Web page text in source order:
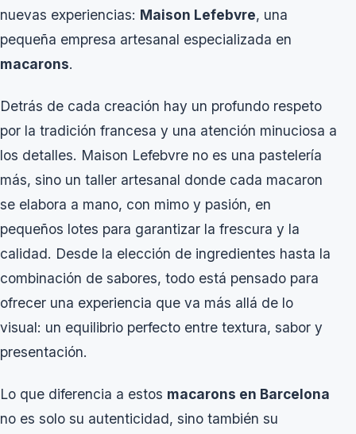
nuevas experiencias: Maison Lefebvre, una
pequeña empresa artesanal especializada en
macarons.
Detrás de cada creación hay un profundo respeto
por la tradición francesa y una atención minuciosa a
los detalles. Maison Lefebvre no es una pastelería
más, sino un taller artesanal donde cada macaron
se elabora a mano, con mimo y pasión, en
pequeños lotes para garantizar la frescura y la
calidad. Desde la elección de ingredientes hasta la
combinación de sabores, todo está pensado para
ofrecer una experiencia que va más allá de lo
visual: un equilibrio perfecto entre textura, sabor y
presentación.
Lo que diferencia a estos macarons en Barcelona
no es solo su autenticidad, sino también su